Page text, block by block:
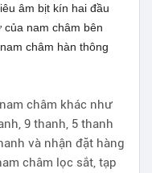
âm bịt kín hai đầu
nam châm bên
châm hàn thông
châm khác như
9 thanh, 5 thanh
và nhận đặt hàng
châm lọc sắt, tạp